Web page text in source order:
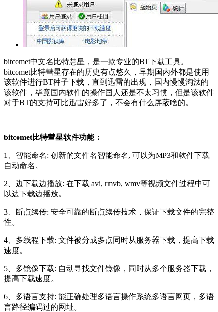
bitcomet中文名比特慧星，是一款专业的BT下载工具。
bitcomet比特彗星存在的历史有点悠久，早期国内外都是使用
该软件进行BT种子下载，直到迅雷的出现，国内慢慢淘汰的
该软件，毕竟国内软件的操作国人还是不太习惯，但是该软件
对于BT的支持可比迅雷好多了，不会有什么屏蔽啥的。
bitcomet比特彗星软件功能：
1、智能命名: 创新的文件名智能命名, 可以为MP3和软件下载
自动命名。
2、边下载边播放: 在下载 avi, rmvb, wmv等视频文件过程中可
以边下载边播放。
3、断点续传: 安全可靠的断点续传技术，保证下载文件的完整
性。
4、多线程下载: 文件被分成多点同时从服务器下载，提高下载
速度。
5、多镜像下载: 自动寻找文件镜像，同时从多个服务器下载，
提高下载速度。
6、多语言支持: 能正确处理多语言操作系统多语言网页，多语
言路径编码过的网址。